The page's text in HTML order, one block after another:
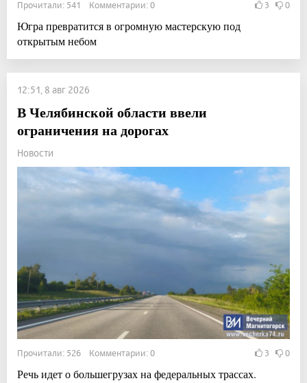
Прочитали: 541 Комментарии: 0 3 0
Югра превратится в огромную мастерскую под
открытым небом
12:51, 8 авг 2026
В Челябинской области ввели
ограничения на дорогах
Новости
Прочитали: 526 Комментарии: 0 3 0
Речь идет о большегрузах на федеральных трассах.